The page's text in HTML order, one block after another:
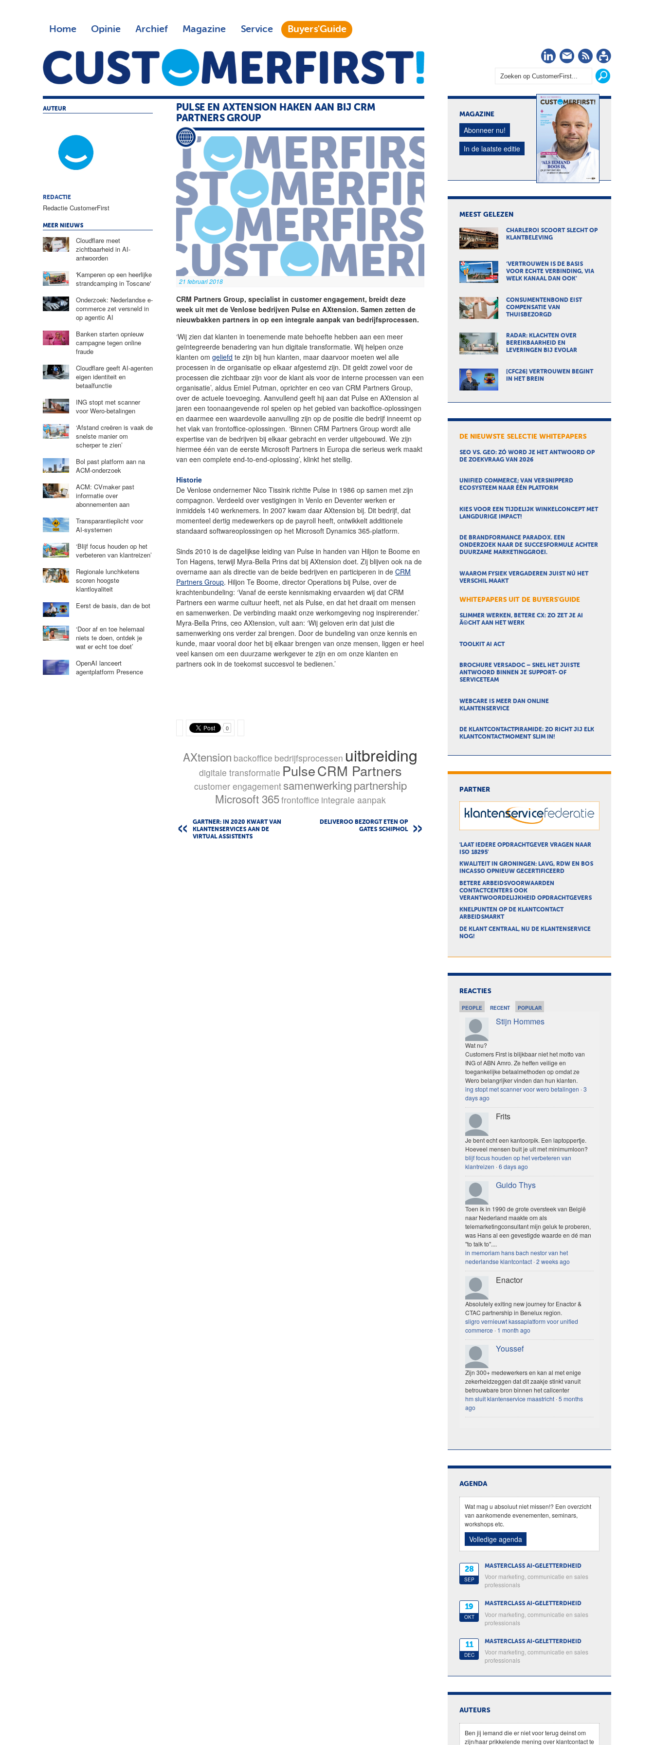
Home Opinie Archief Magazine Service Buyers'Guide
LinkedIn
Nieuwsbrief
RSS
PULSE EN AXTENSION HAKEN AAN BIJ CRM
PARTNERS GROUP
21 februari 2018
CRM Partners Group, specialist in customer engagement, breidt deze
week uit met de Venlose bedrijven Pulse en AXtension. Samen zetten de
nieuwbakken partners in op een integrale aanpak van bedrijfsprocessen.
‘Wij zien dat klanten in toenemende mate behoefte hebben aan een meer
geïntegreerde benadering van hun digitale transformatie. Wij helpen onze
klanten omgeliefd te zijn bij hun klanten, maar daarvoor moeten wel alle
processen in de organisatie op elkaar afgestemd zijn. Dit geldt zowel voor de
processen die zichtbaar zijn voor de klant als voor de interne processen van een
organisatie’, aldus Emiel Putman, oprichter en ceo van CRM Partners Group,
over de actuele toevoeging. Aanvullend geeft hij aan dat Pulse en AXtension al
jaren een toonaangevende rol spelen op het gebied van backoffice-oplossingen
en daarmee een waardevolle aanvulling zijn op de positie die bedrijf inneemt op
het vlak van frontoffice-oplossingen. ‘Binnen CRM Partners Group wordt alle
expertise van de bedrijven bij elkaar gebracht en verder uitgebouwd. We zijn
hiermee één van de eerste Microsoft Partners in Europa die serieus werk maakt
van een complete end-to-end-oplossing’, klinkt het stellig.
Historie
De Venlose ondernemer Nico Tissink richtte Pulse in 1986 op samen met zijn
compagnon. Verdeeld over vestigingen in Venlo en Deventer werken er
inmiddels 140 werknemers. In 2007 kwam daar AXtension bij. Dit bedrijf, dat
momenteel dertig medewerkers op de payroll heeft, ontwikkelt additionele
standaard softwareoplossingen op het Microsoft Dynamics 365-platform.
Sinds 2010 is de dagelijkse leiding van Pulse in handen van Hiljon te Boome en
Ton Hagens, terwijl Myra-Bella Prins dat bij AXtension doet. Zij blijven ook na de
overname aan als directie van de beide bedrijven en participeren in deCRM
Partners Group. Hiljon Te Boome, director Operations bij Pulse, over de
krachtenbundeling: ‘Vanaf de eerste kennismaking ervaarden wij dat CRM
Partners een warme cultuur heeft, net als Pulse, en dat het draait om mensen
en samenwerken. De verbinding maakt onze werkomgeving nog inspirerender.’
Myra-Bella Prins, ceo AXtension, vult aan: ‘Wij geloven erin dat juist die
samenwerking ons verder zal brengen. Door de bundeling van onze kennis en
kunde, maar vooral door het bij elkaar brengen van onze mensen, liggen er heel
veel kansen om een duurzame werkgever te zijn en om onze klanten en
partners ook in de toekomst succesvol te bedienen.’
0
AXtension backoffice bedrijfsprocessen uitbreiding
digitale transformatie PulseCRM Partners
customer engagement samenwerkingpartnership
Microsoft 365frontoffice integrale aanpak
GARTNER: IN 2020 KWART VAN
KLANTENSERVICES AAN DE
VIRTUAL ASSISTENTS
DELIVEROO BEZORGT ETEN OP
GATES SCHIPHOL
AUTEUR
REDACTIE
Redactie CustomerFirst
MEER NIEUWS
Cloudflare meet
zichtbaarheid in AI-
antwoorden
'Kamperen op een heerlijke
strandcamping in Toscane'
Onderzoek: Nederlandse e-
commerce zet versneld in
op agentic AI
Banken starten opnieuw
campagne tegen online
fraude
Cloudflare geeft AI-agenten
eigen identiteit en
betaalfunctie
ING stopt met scanner
voor Wero-betalingen
‘Afstand creëren is vaak de
snelste manier om
scherper te zien’
Bol past platform aan na
ACM-onderzoek
ACM: CVmaker past
informatie over
abonnementen aan
Transparantieplicht voor
AI-systemen
‘Blijf focus houden op het
verbeteren van klantreizen’
Regionale lunchketens
scoren hoogste
klantloyaliteit
Eerst de basis, dan de bot
‘Door af en toe helemaal
niets te doen, ontdek je
wat er echt toe doet’
OpenAI lanceert
agentplatform Presence
MAGAZINE
Abonneer nu!
In de laatste editie
MEEST GELEZEN
CHARLEROI SCOORT SLECHT OP
KLANTBELEVING
‘VERTROUWEN IS DE BASIS
VOOR ECHTE VERBINDING, VIA
WELK KANAAL DAN OOK’
CONSUMENTENBOND EIST
COMPENSATIE VAN
THUISBEZORGD
RADAR: KLACHTEN OVER
BEREIKBAARHEID EN
LEVERINGEN BIJ EVOLAR
[CFC26] VERTROUWEN BEGINT
IN HET BREIN
DE NIEUWSTE SELECTIE WHITEPAPERS
SEO VS. GEO: ZÓ WORD JE HET ANTWOORD OP
DE ZOEKVRAAG VAN 2026
UNIFIED COMMERCE; VAN VERSNIPPERD
ECOSYSTEEM NAAR ÉÉN PLATFORM
KIES VOOR EEN TIJDELIJK WINKELCONCEPT MET
LANGDURIGE IMPACT!
DE BRANDFORMANCE PARADOX. EEN
ONDERZOEK NAAR DE SUCCESFORMULE ACHTER
DUURZAME MARKETINGGROEI.
WAAROM FYSIEK VERGADEREN JUIST NÚ HET
VERSCHIL MAAKT
WHITEPAPERS UIT DE BUYERS'GUIDE
SLIMMER WERKEN, BETERE CX: ZO ZET JE AI
Ã©CHT AAN HET WERK
TOOLKIT AI ACT
BROCHURE VERSADOC – SNEL HET JUISTE
ANTWOORD BINNEN JE SUPPORT- OF
SERVICETEAM
WEBCARE IS MEER DAN ONLINE
KLANTENSERVICE
DE KLANTCONTACTPIRAMIDE: ZO RICHT JIJ ELK
KLANTCONTACTMOMENT SLIM IN!
PARTNER
'LAAT IEDERE OPDRACHTGEVER VRAGEN NAAR
ISO 18295'
KWALITEIT IN GRONINGEN: LAVG, RDW EN BOS
INCASSO OPNIEUW GECERTIFICEERD
BETERE ARBEIDSVOORWAARDEN
CONTACTCENTERS OOK
VERANTWOORDELIJKHEID OPDRACHTGEVERS
KNELPUNTEN OP DE KLANTCONTACT
ARBEIDSMARKT
DE KLANT CENTRAAL, NU DE KLANTENSERVICE
NOG!
REACTIES
PEOPLE RECENT POPULAR
Stijn Hommes
Wat nu?
Customers First is blijkbaar niet het motto van
ING of ABN Amro. Ze heffen veilige en
toegankelijke betaalmethoden op omdat ze
Wero belangrijker vinden dan hun klanten.
ing stopt met scanner voor wero betalingen ·3
days ago
Frits
Je bent echt een kantoorpik. Een laptoppertje.
Hoeveel mensen buit je uit met minimumloon?
blijf focus houden op het verbeteren van
klantreizen ·6 days ago
Guido Thys
Toen ik in 1990 de grote oversteek van België
naar Nederland maakte om als
telemarketingconsultant mijn geluk te proberen,
was Hans al een gevestigde waarde en dé man
"to talk to"....
in memoriam hans bach nestor van het
nederlandse klantcontact ·2 weeks ago
Enactor
Absolutely exiting new journey for Enactor &
CTAC partnership in Benelux region.
sligro vernieuwt kassaplatform voor unified
commerce · 1 month ago
Youssef
Zijn 300+ medewerkers en kan al met enige
zekerheidzeggen dat dit zaakje stinkt vanuit
betrouwbare bron binnen het callcenter
hm sluit klantenservice maastricht ·5 months
ago
AGENDA
Wat mag u absoluut niet missen!? Een overzicht
van aankomende evenementen, seminars,
workshops etc.
Volledige agenda
28
SEP
MASTERCLASS AI-GELETTERDHEID
Voor marketing, communicatie en sales
professionals
19
OKT
MASTERCLASS AI-GELETTERDHEID
Voor marketing, communicatie en sales
professionals
11
DEC
MASTERCLASS AI-GELETTERDHEID
Voor marketing, communicatie en sales
professionals
AUTEURS
Ben jij iemand die er niet voor terug deinst om
zijn/haar prikkelende mening over klantcontact te